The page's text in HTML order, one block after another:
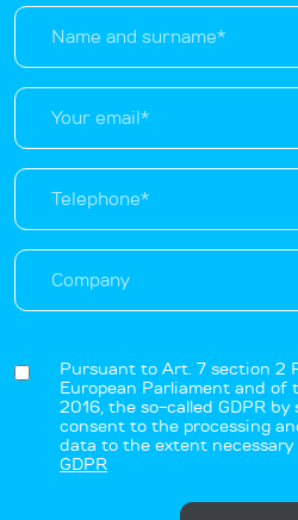
Pursuant to Art. 7 section 2
European Parliament and of
2016, the so-called GDPR
consent to the processing
data to the extent
GDPR